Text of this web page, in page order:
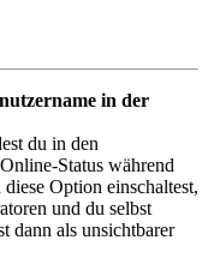
in der
du in den
Status während
Option einschaltest,
und du selbst
dann als unsichtbarer